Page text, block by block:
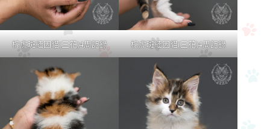
棕虎斑緬因貓(三花)4周記錄 棕虎斑緬因貓(三花)4周記錄